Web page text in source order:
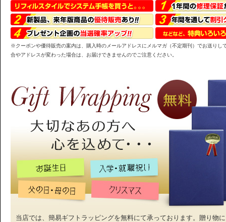
※クーポンや優待販売の案内は、購入時のメールアドレスにメルマガ（不定期刊）でお送りし
合やアドレスが変わった場合は、お届けできませんのでご注意ください。
当店では、簡易ギフトラッピングを無料にて承っております。贈り物